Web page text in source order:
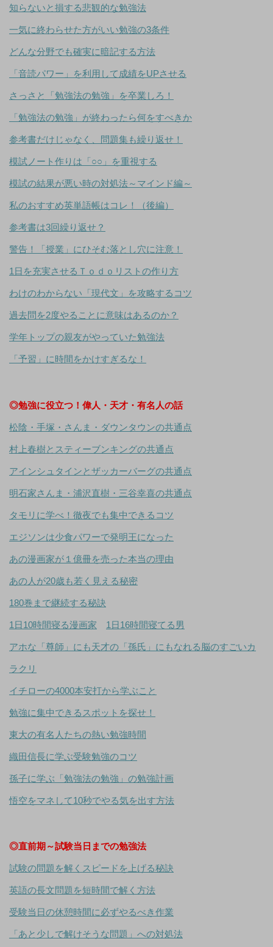
知らないと損する悲観的な勉強法
一気に終わらせた方がいい勉強の3条件
どんな分野でも確実に暗記する方法
「音読パワー」を利用して成績をUPさせる
さっさと「勉強法の勉強」を卒業しろ！
「勉強法の勉強」が終わったら何をすべきか
参考書だけじゃなく、問題集も繰り返せ！
模試ノート作りは「○○」を重視する
模試の結果が悪い時の対処法～マインド編～
私のおすすめ英単語帳はコレ！（後編）
参考書は3回繰り返せ？
警告！「授業」にひそむ落とし穴に注意！
1日を充実させるＴｏｄｏリストの作り方
わけのわからない「現代文」を攻略するコツ
過去問を2度やることに意味はあるのか？
学年トップの親友がやっていた勉強法
「予習」に時間をかけすぎるな！
◎勉強に役立つ！偉人・天才・有名人の話
松陰・手塚・さんま・ダウンタウンの共通点
村上春樹とスティーブンキングの共通点
アインシュタインとザッカーバーグの共通点
明石家さんま・浦沢直樹・三谷幸喜の共通点
タモリに学べ！徹夜でも集中できるコツ
エジソンは少食パワーで発明王になった
あの漫画家が１億冊を売った本当の理由
あの人が20歳も若く見える秘密
180巻まで継続する秘訣
1日10時間寝る漫画家 1日16時間寝てる男
アホな「尊師」にも天才の「孫氏」にもなれる脳のすごいカ
ラクリ
イチローの4000本安打から学ぶこと
勉強に集中できるスポットを探せ！
東大の有名人たちの熱い勉強時間
織田信長に学ぶ受験勉強のコツ
孫子に学ぶ「勉強法の勉強」の勉強計画
悟空をマネして10秒でやる気を出す方法
◎直前期～試験当日までの勉強法
試験の問題を解くスピードを上げる秘訣
英語の長文問題を短時間で解く方法
受験当日の休憩時間に必ずやるべき作業
「あと少しで解けそうな問題」への対処法